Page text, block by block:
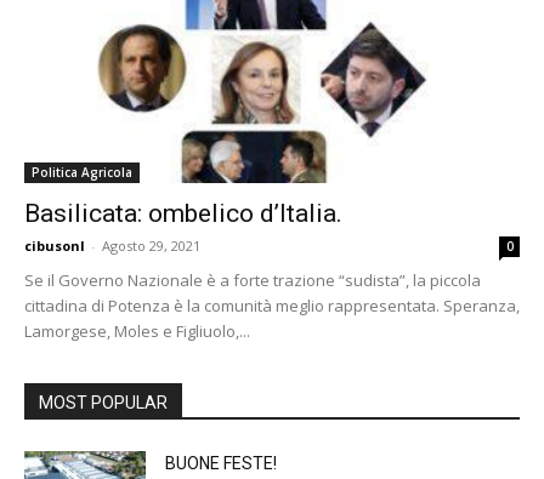
Politica Agricola
Basilicata: ombelico d’Italia.
cibusonl - Agosto 29, 2021 0
Se il Governo Nazionale è a forte trazione “sudista”, la piccola
cittadina di Potenza è la comunità meglio rappresentata. Speranza,
Lamorgese, Moles e Figliuolo,...
MOST POPULAR
BUONE FESTE!